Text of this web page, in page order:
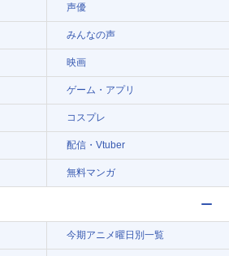
声優
みんなの声
映画
ゲーム・アプリ
コスプレ
配信・Vtuber
無料マンガ
今期アニメ曜日別一覧